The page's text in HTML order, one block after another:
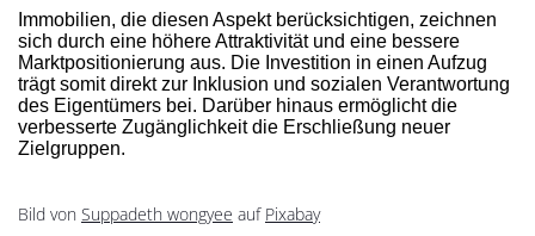
Immobilien, die diesen Aspekt berücksichtigen, zeichnen
sich durch eine höhere Attraktivität und eine bessere
Marktpositionierung aus. Die Investition in einen Aufzug
trägt somit direkt zur Inklusion und sozialen Verantwortung
des Eigentümers bei. Darüber hinaus ermöglicht die
verbesserte Zugänglichkeit die Erschließung neuer
Zielgruppen.
Bild von Suppadeth wongyee auf Pixabay